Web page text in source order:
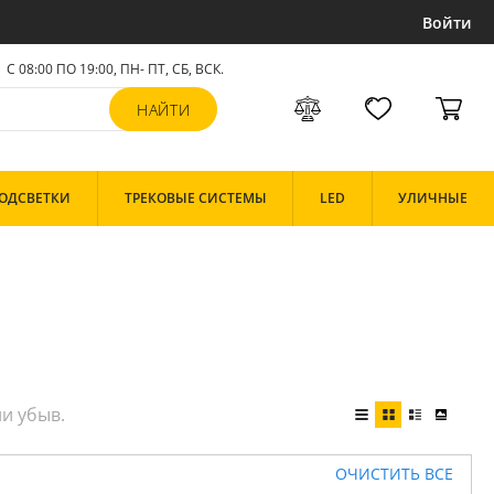
Войти
С 08:00 ПО 19:00, ПН- ПТ,СБ, ВСК.
ТРЕКОВЫЕ СИСТЕМЫ LED УЛИЧНЫЕ
ОЧИСТИТЬ ВСЕ